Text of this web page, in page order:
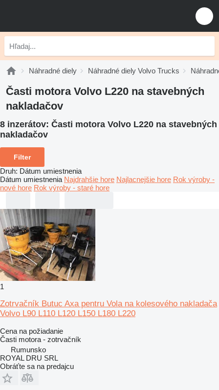
Náhradné diely Náhradné diely Volvo Trucks
Časti motora Volvo L220 na stavebných
nakladačov
8 inzerátov: Časti motora Volvo L220 na stavebných
nakladačov
Filter
Druh: Dátum umiestnenia
Dátum umiestnenia Najdrahšie hore Najlacnejšie hore Rok výroby -
nové hore Rok výroby - staré hore
1
Zotrvačník Butuc Axa pentru Vola na kolesového nakladača
Volvo L90 L110 L120 L150 L180 L220
Cena na požiadanie
Časti motora - zotrvačník
Rumunsko
ROYAL DRU SRL
Obráťte sa na predajcu